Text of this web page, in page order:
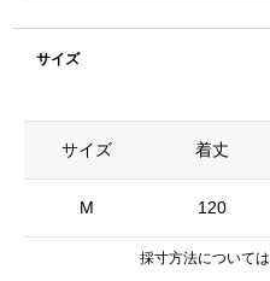
サイズ
サイズ
M
着丈
120
採寸方法については